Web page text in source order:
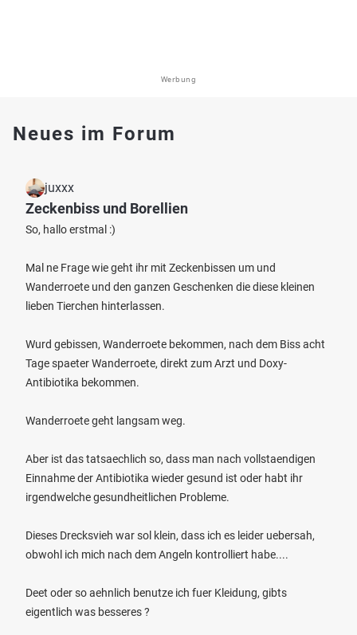
Werbung
Neues im Forum
juxxx
Zeckenbiss und Borellien
So, hallo erstmal :)
Mal ne Frage wie geht ihr mit Zeckenbissen um und
Wanderroete und den ganzen Geschenken die diese kleinen
lieben Tierchen hinterlassen.
Wurd gebissen, Wanderroete bekommen, nach dem Biss acht
Tage spaeter Wanderroete, direkt zum Arzt und Doxy-
Antibiotika bekommen.
Wanderroete geht langsam weg.
Aber ist das tatsaechlich so, dass man nach vollstaendigen
Einnahme der Antibiotika wieder gesund ist oder habt ihr
irgendwelche gesundheitlichen Probleme.
Dieses Drecksvieh war sol klein, dass ich es leider uebersah,
obwohl ich mich nach dem Angeln kontrolliert habe....
Deet oder so aehnlich benutze ich fuer Kleidung, gibts
eigentlich was besseres ?